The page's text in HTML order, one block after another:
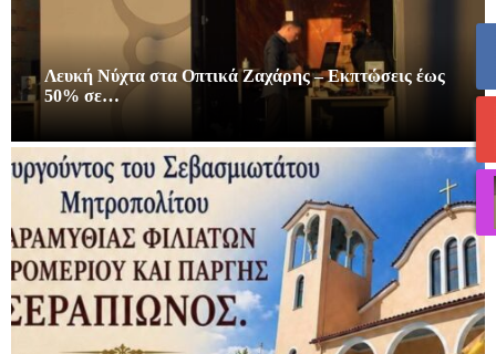
Λευκή Νύχτα στα Οπτικά Ζαχάρης – Εκπτώσεις έως
50% σε…